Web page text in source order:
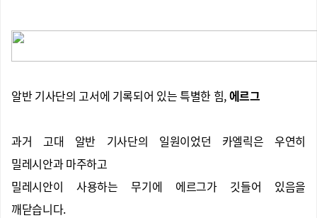
알반 기사단의 고서에 기록되어 있는 특별한 힘,에르그
과거 고대 알반 기사단의 일원이었던 카엘릭은 우연히
밀레시안과 마주하고
밀레시안이 사용하는 무기에 에르그가 깃들어 있음을
깨닫습니다.